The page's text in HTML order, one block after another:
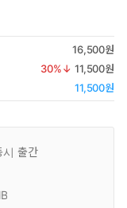
16,500원
30%↓ 11,500원
11,500원
시 출간